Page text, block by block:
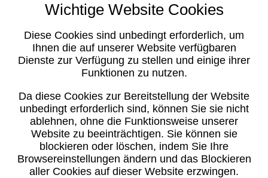
Wichtige Website Cookies
Diese Cookies sind unbedingt erforderlich, um
Ihnen die auf unserer Website verfügbaren
Dienste zur Verfügung zu stellen und einige ihrer
Funktionen zu nutzen.
Da diese Cookies zur Bereitstellung der Website
unbedingt erforderlich sind, können Sie sie nicht
ablehnen, ohne die Funktionsweise unserer
Website zu beeinträchtigen. Sie können sie
blockieren oder löschen, indem Sie Ihre
Browsereinstellungen ändern und das Blockieren
aller Cookies auf dieser Website erzwingen.